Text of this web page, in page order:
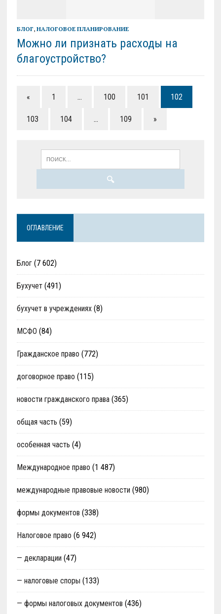
БЛОГ, НАЛОГОВОЕ ПЛАНИРОВАНИЕ
Можно ли признать расходы на
благоустройство?
« 1 … 100 101 102
103 104 … 109 »
ОГЛАВЛЕНИЕ
Блог(7 602)
Бухучет(491)
бухучет в учреждениях(8)
МСФО (84)
Гражданское право (772)
договорное право (115)
новости гражданского права(365)
общая часть (59)
особенная часть (4)
Международное право (1 487)
международные правовые новости (980)
формы документов (338)
Налоговое право (6 942)
— декларации (47)
— налоговые споры (133)
— формы налоговых документов (436)